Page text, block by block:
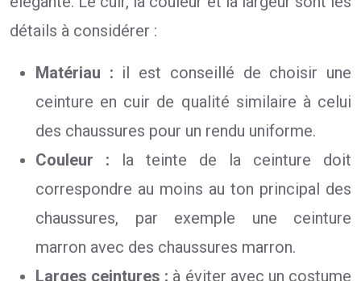
détails à considérer :
Matériau : il est conseillé de choisir une
ceinture en cuir de qualité similaire à celui
des chaussures pour un rendu uniforme.
Couleur : la teinte de la ceinture doit
correspondre au moins au ton principal des
chaussures, par exemple une ceinture
marron avec des chaussures marron.
Larges ceintures : à éviter avec un costume